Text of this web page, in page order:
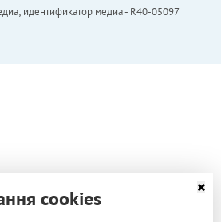
идентификатор медиа - R40-05097
cookies